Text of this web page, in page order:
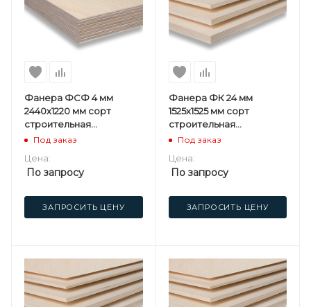
Фанера ФСФ 4 мм
2440х1220 мм сорт
строительная
нешлифованная
Под заказ
Цена:
По запросу
ЗАПРОСИТЬ ЦЕНУ
Фанера ФК 24 мм
1525х1525 мм сорт
строительная
нешлифованная
Под заказ
Цена:
По запросу
ЗАПРОСИТЬ ЦЕНУ